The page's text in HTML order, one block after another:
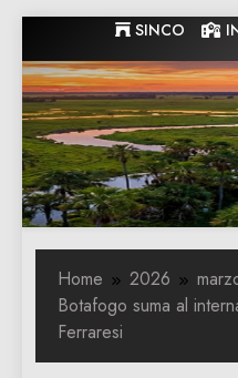
to
content
SINCO
Home 2026
Botafogo suma al
Ferraresi